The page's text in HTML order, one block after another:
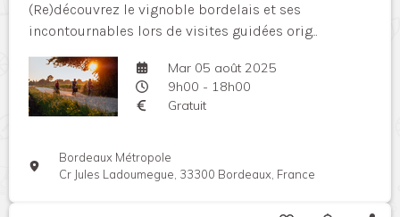
(Re)découvrez le vignoble bordelais et ses
incontournables lors de visites guidées orig...
Mar 05 août 2025
9h00 - 18h00
Gratuit
Bordeaux Métropole
Cr Jules Ladoumegue, 33300 Bordeaux, France